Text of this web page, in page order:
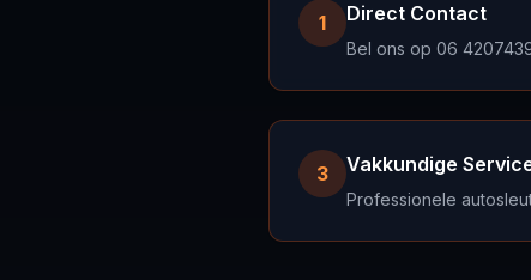
1 Direct Contact
Bel ons op 06
3 Vakkundige
Professionele